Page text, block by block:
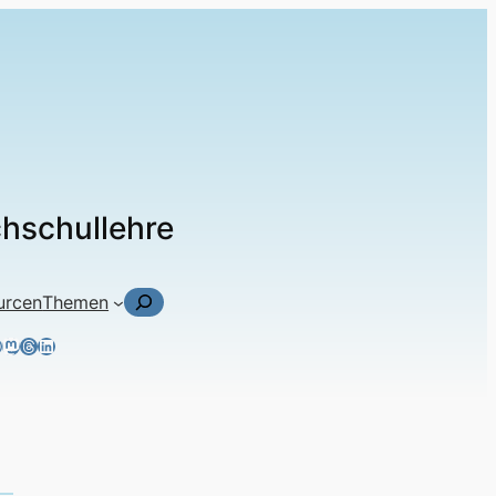
Themen Suchen
Mastodon
Threads
LinkedIn